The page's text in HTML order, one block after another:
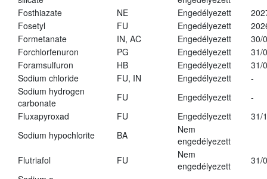
Fosthiazate
NE Engedélyezett
Fosetyl
FU Engedélyezett
Formetanate
IN, AC Engedélyezett
30/
Forchlorfenuron
PG Engedélyezett
31/
Foramsulfuron
HB Engedélyezett
31/
Sodium chloride
FU, IN Engedélyezett
-
Sodium hydrogen
carbonate
FU Engedélyezett
-
Fluxapyroxad
FU Engedélyezett
31/
Sodium hypochlorite
BA
Nem
engedélyezett
Flutriafol
FU
Nem
engedélyezett
31/